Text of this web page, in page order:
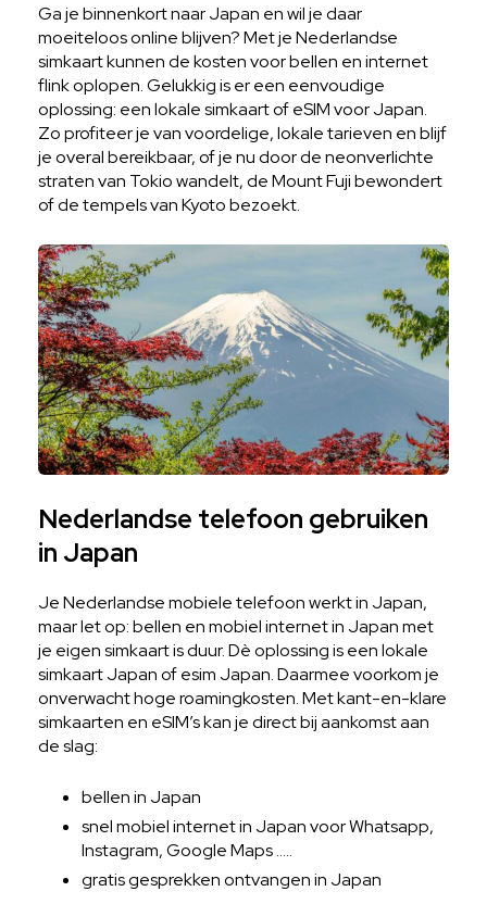
Ga je binnenkort naar Japan en wil je daar
moeiteloos online blijven? Met je Nederlandse
simkaart kunnen de kosten voor bellen en internet
flink oplopen. Gelukkig is er een eenvoudige
oplossing: een lokale simkaart of eSIM voor Japan.
Zo profiteer je van voordelige, lokale tarieven en blijf
je overal bereikbaar, of je nu door de neonverlichte
straten van Tokio wandelt, de Mount Fuji bewondert
of de tempels van Kyoto bezoekt.
Nederlandse telefoon gebruiken
in Japan
Je Nederlandse mobiele telefoon werkt in Japan,
maar let op: bellen en mobiel internet in Japan met
je eigen simkaart is duur. Dè oplossing is een lokale
simkaart Japan of esim Japan. Daarmee voorkom je
onverwacht hoge roamingkosten. Met kant-en-klare
simkaarten en eSIM’s kan je direct bij aankomst aan
de slag:
bellen in Japan
snel mobiel internet in Japan voor Whatsapp,
Instagram, Google Maps …..
gratis gesprekken ontvangen in Japan